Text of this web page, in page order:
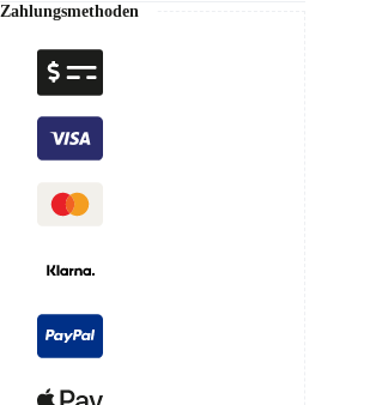
Zahlungsmethoden